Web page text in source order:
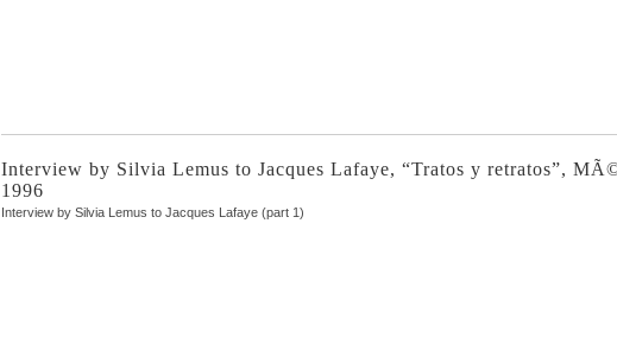
Interview by Silvia Lemus to Jacques Lafaye, “Tratos y retratos”,
1996
Interview by Silvia Lemus to Jacques Lafaye (part 1)